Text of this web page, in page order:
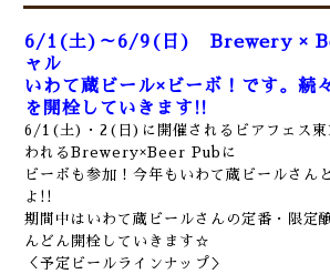
6/1(土)～6/9(日) Brewery ×
ャル
いわて蔵ビール×ビーボ！です。続
を開栓していきます!!
6/1(土)・2(日)に開催されるビアフェス東
われるBrewery×Beer Pubに
ビーボも参加！今年もいわて蔵ビールさん
よ!!
期間中はいわて蔵ビールさんの定番・限定
んどん開栓していきます☆
＜予定ビールラインナップ＞